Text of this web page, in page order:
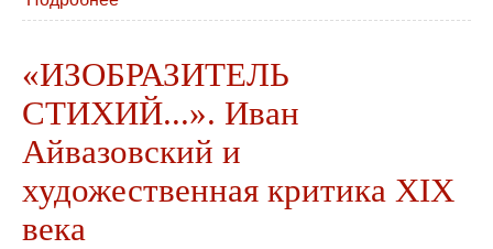
«ИЗОБРАЗИТЕЛЬ
СТИХИЙ...». Иван
Айвазовский и
художественная критика XIX
века